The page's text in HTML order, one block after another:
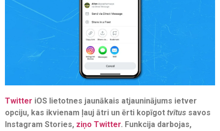
Twitter iOS lietotnes jaunākais atjauninājums ietver
opciju, kas ikvienam ļauj ātri un ērti kopīgot tvītus savos
Instagram Stories, ziņo Twitter. Funkcija darbojas,